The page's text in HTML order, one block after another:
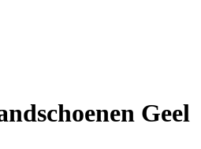
Geel